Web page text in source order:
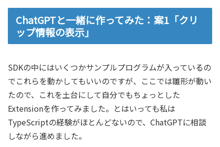
ChatGPTと一緒に作ってみた：案1「クリ
ップ情報の表示」
SDKの中にはいくつかサンプルプログラムが入っているの
でこれらを動かしてもいいのですが、ここでは雛形が動い
たので、これを土台にして自分でもちょっとした
Extensionを作ってみました。とはいっても私は
TypeScriptの経験がほとんどないので、ChatGPTに相談
しながら進めました。